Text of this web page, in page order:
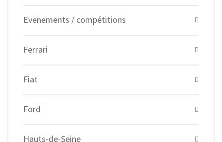
Evenements / compétitions
Ferrari
Fiat
Ford
Hauts-de-Seine